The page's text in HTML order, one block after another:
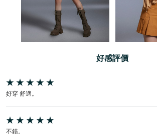
好感評價
好穿 舒適。
不錯。